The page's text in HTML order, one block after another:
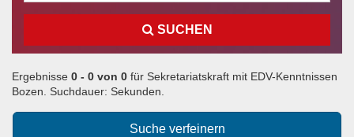
SUCHEN
Ergebnisse 0 - 0 von 0 für Sekretariatskraft mit EDV-Kenntnissen
Bozen. Suchdauer: Sekunden.
Suche verfeinern